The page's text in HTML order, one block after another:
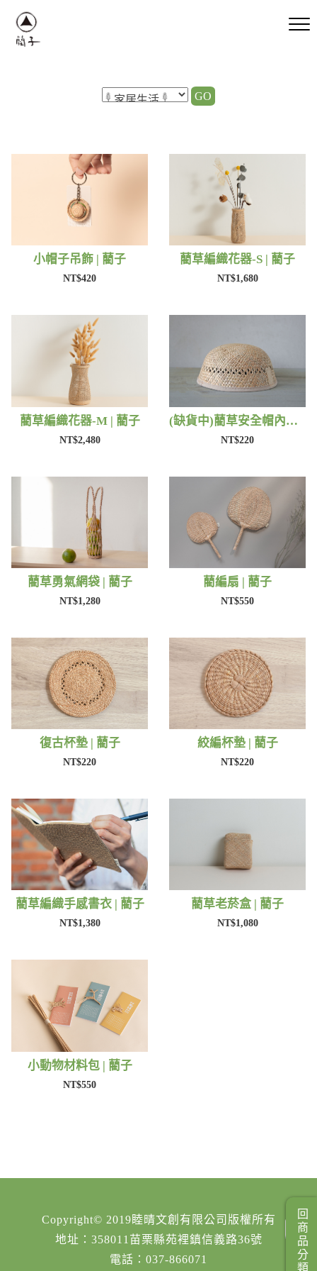
GO
小帽子吊飾 | 藺子
NT$420
藺草編織花器-S | 藺子
NT$1,680
藺草編織花器-M | 藺子
NT$2,480
(缺貨中)藺草安全帽內襯 | 藺子
NT$220
藺草勇氣網袋 | 藺子
NT$1,280
藺編扇 | 藺子
NT$550
復古杯墊 | 藺子
NT$220
絞編杯墊 | 藺子
NT$220
藺草編織手感書衣 | 藺子
NT$1,380
藺草老菸盒 | 藺子
NT$1,080
小動物材料包 | 藺子
NT$550
Copyright© 2019睦晴文創有限公司版權所有
地址：358011苗栗縣苑裡鎮信義路36號
電話：037-866071
回商品分類